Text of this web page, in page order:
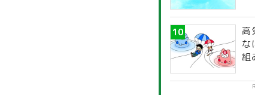
道
一
高
な
組